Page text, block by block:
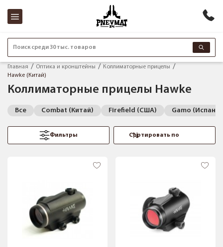
Поиск среди 30 тыс. товаров
Главная Оптика и кронштейны
Коллиматорные прицелы
Hawke (Китай)
Коллиматорные прицелы Hawke
Все Combat (Китай) Firefield (США) Gamo
Фильтры